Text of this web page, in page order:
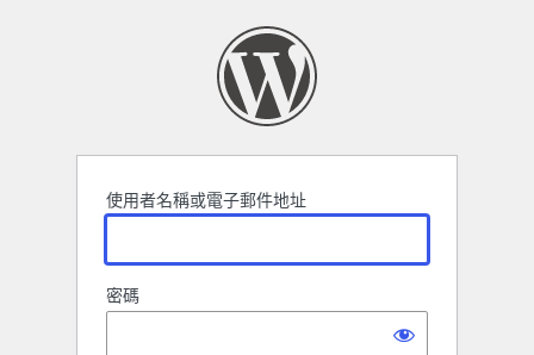
使用者名稱或電子郵件地址
密碼